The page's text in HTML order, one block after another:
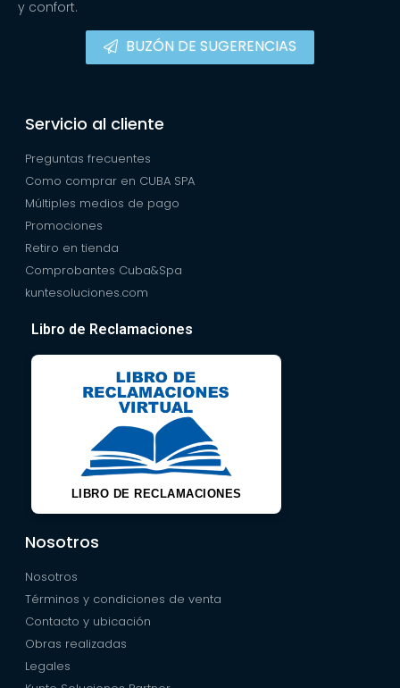
y confort.
BUZÓN DE SUGERENCIAS
Servicio al cliente
Preguntas frecuentes
Como comprar en CUBA SPA
Múltiples medios de pago
Promociones
Retiro en tienda
Comprobantes Cuba&Spa
kuntesoluciones.com
Libro de Reclamaciones
LIBRO DE RECLAMACIONES
Nosotros
Nosotros
Términos y condiciones de venta
Contacto y ubicación
Obras realizadas
Legales